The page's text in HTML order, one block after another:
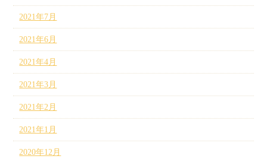
2021年7月
2021年6月
2021年4月
2021年3月
2021年2月
2021年1月
2020年12月